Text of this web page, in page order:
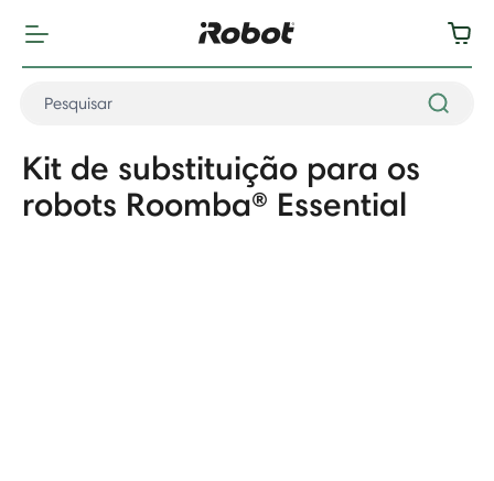
Kit de substituição para os
robots Roomba® Essential